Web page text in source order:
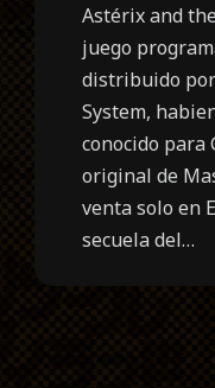
Astérix and
juego
distribuido
System,
conocido para
original de
venta solo en
secuela del…